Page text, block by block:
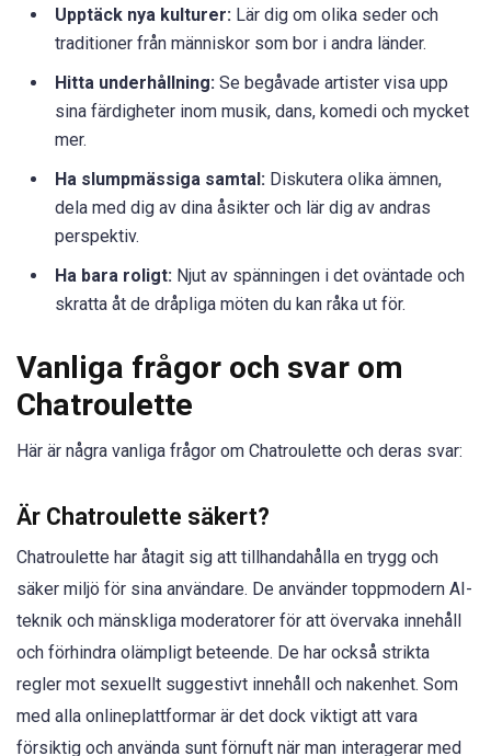
Upptäck nya kulturer: Lär dig om olika seder och
traditioner från människor som bor i andra länder.
Hitta underhållning: Se begåvade artister visa upp
sina färdigheter inom musik, dans, komedi och mycket
mer.
Ha slumpmässiga samtal: Diskutera olika ämnen,
dela med dig av dina åsikter och lär dig av andras
perspektiv.
Ha bara roligt: Njut av spänningen i det oväntade och
skratta åt de dråpliga möten du kan råka ut för.
Vanliga frågor och svar om
Chatroulette
Här är några vanliga frågor om Chatroulette och deras svar:
Är Chatroulette säkert?
Chatroulette har åtagit sig att tillhandahålla en trygg och
säker miljö för sina användare. De använder toppmodern AI-
teknik och mänskliga moderatorer för att övervaka innehåll
och förhindra olämpligt beteende. De har också strikta
regler mot sexuellt suggestivt innehåll och nakenhet. Som
med alla onlineplattformar är det dock viktigt att vara
försiktig och använda sunt förnuft när man interagerar med